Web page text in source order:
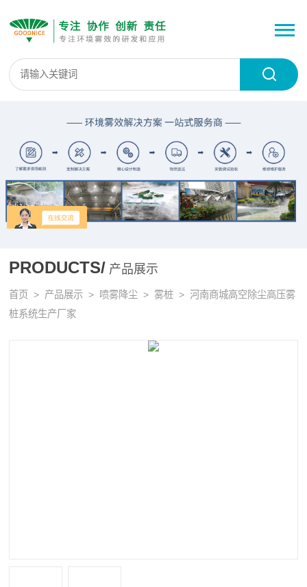
PRODUCTS/ 产品展示
首页 > 产品展示 > 喷雾降尘 >雾桩 > 河南商城高空除尘高压雾
桩系统生产厂家